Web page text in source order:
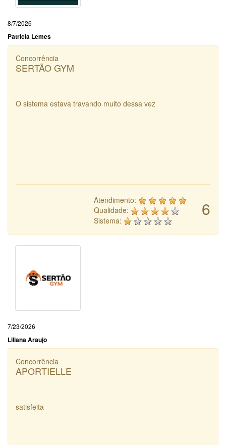
8/7/2026
Patricia Lemes
Concorrência
SERTÃO GYM
O sistema estava travando muito dessa vez
6
Atendimento:
Qualidade:
Sistema:
7/23/2026
Liliana Araujo
Concorrência
APORTIELLE
satisfeita